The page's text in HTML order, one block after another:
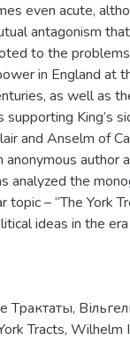
even acute,
antagonism
to the
in England at
as well as
King’s
and Anselm of
author
analyzed the
– “The York
ideas in the
Трактаты,
Tracts, Wilhelm I